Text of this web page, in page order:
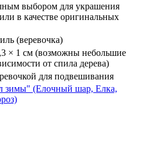
выбором для украшения
в качестве оригинальных
(веревочка)
× 1 см (возможны небольшие
от спила дерева)
для подвешивания